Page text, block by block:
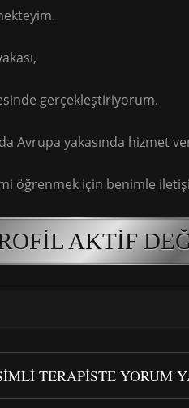
gerçekleştiriyorum.
Avrupa yakasında hizmet
öğrenmek için benimle
AKTIF
TERAPISTE YORUM